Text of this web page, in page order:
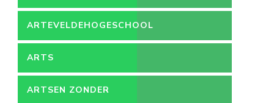
ARTEVELDEHOGESCHOOL
ARTS
ARTSEN ZONDER